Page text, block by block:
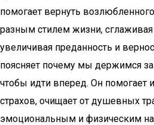
помогает вернуть
разным стилем жизни, сглаживая
увеличивая преданность и
поясняет почему мы держимся за
чтобы идти вперед. Он помогает
страхов, очищает от душевных
эмоциональным и физическим